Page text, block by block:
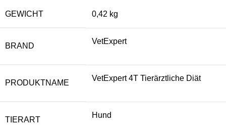
GEWICHT 0,42 kg
BRAND
VetExpert
PRODUKTNAME
VetExpert 4T Tierärztliche Diät
TIERART
Hund